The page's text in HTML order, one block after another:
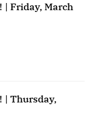
| Friday, March
| Thursday,